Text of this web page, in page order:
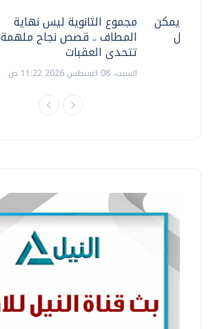
مجموع الثانوية ليس نهاية
المطاف .. قصص نجاح ملهمة
تتحدى العقبات
السبت، 08 اغسطس 2026 11:22 ص
.. هل يمكن
نتعامل